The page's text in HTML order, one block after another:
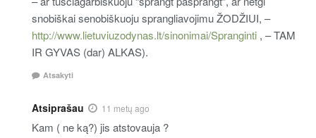
snobiškai senobiškuoju sprangliavojimu ŽODŽIUI, –
http://www.lietuviuzodynas.lt/sinonimai/Spranginti , – TAM
IR GYVAS (dar) ALKAS).
Atsakyti
Atsiprašau 11 metų ago
Kam ( ne ką?) jis atstovauja ?